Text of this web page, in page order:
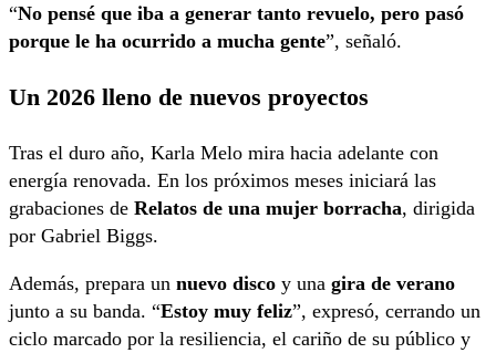
“No pensé que iba a generar tanto revuelo, pero pasó
porque le ha ocurrido a mucha gente”, señaló.
Un 2026 lleno de nuevos proyectos
Tras el duro año, Karla Melo mira hacia adelante con
energía renovada. En los próximos meses iniciará las
grabaciones de Relatos de una mujer borracha, dirigida
por Gabriel Biggs.
Además, prepara un nuevo disco y una gira de verano
junto a su banda. “Estoy muy feliz”, expresó, cerrando un
ciclo marcado por la resiliencia, el cariño de su público y